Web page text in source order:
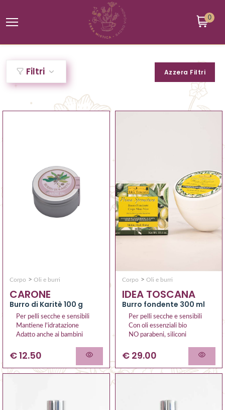
0
Filtri Azzera Filtri
Corpo > Oli e burri
CARONE
Burro di Karitè 100 g
Per pelli secche e sensibili
Mantiene l'idratazione
Adatto anche ai bambini
€ 12.50
Corpo > Oli e burri
IDEA TOSCANA
Burro fondente 300 ml
Per pelli secche e sensibili
Con oli essenziali bio
NO parabeni, siliconi
€ 29.00